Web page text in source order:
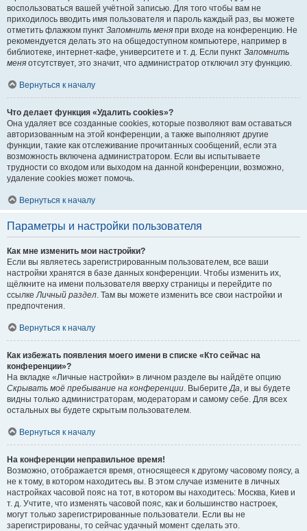
воспользоваться вашей учётной записью. Для того чтобы вам не
приходилось вводить имя пользователя и пароль каждый раз, вы можете
отметить флажком пункт Запомнить меня при входе на конференцию. Не
рекомендуется делать это на общедоступном компьютере, например в
библиотеке, интернет-кафе, университете и т. д. Если пункт Запомнить
меня отсутствует, это значит, что администратор отключил эту функцию.
Вернуться к началу
Что делает функция «Удалить cookies»?
Она удаляет все созданные cookies, которые позволяют вам оставаться
авторизованным на этой конференции, а также выполняют другие
функции, такие как отслеживание прочитанных сообщений, если эта
возможность включена администратором. Если вы испытываете
трудности со входом или выходом на данной конференции, возможно,
удаление cookies может помочь.
Вернуться к началу
Параметры и настройки пользователя
Как мне изменить мои настройки?
Если вы являетесь зарегистрированным пользователем, все ваши
настройки хранятся в базе данных конференции. Чтобы изменить их,
щёлкните на имени пользователя вверху страницы и перейдите по
ссылкеЛичный раздел. Там вы можете изменить все свои настройки и
предпочтения.
Вернуться к началу
Как избежать появления моего имени в списке «Кто сейчас на
конференции»?
На вкладке «Личные настройки» в личном разделе вы найдёте опцию
Скрывать моё пребывание на конференции. ВыберитеДа, и вы будете
видны только администраторам, модераторам и самому себе. Для всех
остальных вы будете скрытым пользователем.
Вернуться к началу
На конференции неправильное время!
Возможно, отображается время, относящееся к другому часовому поясу, а
не к тому, в котором находитесь вы. В этом случае измените в личных
настройках часовой пояс на тот, в котором вы находитесь: Москва, Киев и
т. д. Учтите, что изменять часовой пояс, как и большинство настроек,
могут только зарегистрированные пользователи. Если вы не
зарегистрированы, то сейчас удачный момент сделать это.